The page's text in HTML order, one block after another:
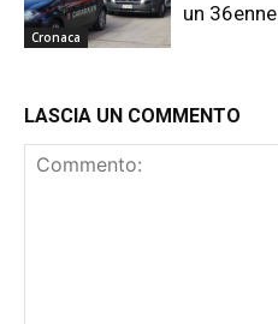
Cronaca
un 36enne
LASCIA UN COMMENTO